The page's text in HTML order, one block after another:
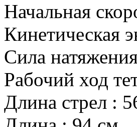
Начальная
Кинетическая
Сила
Рабочий ход
Длина стрел :